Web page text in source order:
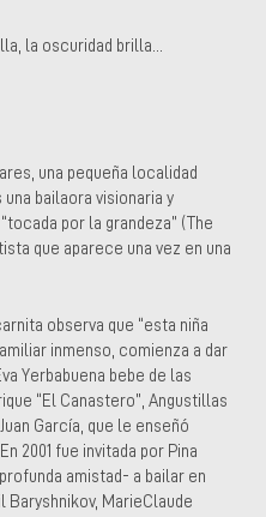
la oscuridad brilla...
una pequeña localidad
una bailaora visionaria y
por la grandeza” (The
que aparece una vez en una
observa que “esta niña
inmenso, comienza a dar
Yerbabuena bebe de las
“El Canastero”, Angustillas
García, que le enseñó
2001 fue invitada por Pina
amistad- a bailar en
Baryshnikov, MarieClaude